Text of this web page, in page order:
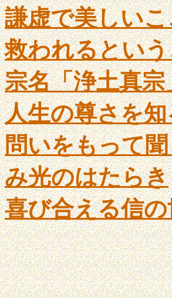
謙虚で美しい
救われるとい
宗名「浄土真
人生の尊さを
問いをもって
み光のはたらき
喜び合える信